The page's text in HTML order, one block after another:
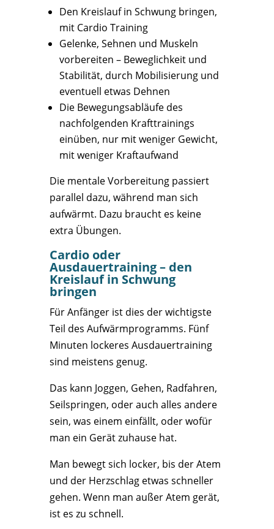
Den Kreislauf in Schwung bringen,
mit Cardio Training
Gelenke, Sehnen und Muskeln
vorbereiten – Beweglichkeit und
Stabilität, durch Mobilisierung und
eventuell etwas Dehnen
Die Bewegungsabläufe des
nachfolgenden Krafttrainings
einüben, nur mit weniger Gewicht,
mit weniger Kraftaufwand
Die mentale Vorbereitung passiert
parallel dazu, während man sich
aufwärmt. Dazu braucht es keine
extra Übungen.
Cardio oder
Ausdauertraining – den
Kreislauf in Schwung
bringen
Für Anfänger ist dies der wichtigste
Teil des Aufwärmprogramms. Fünf
Minuten lockeres Ausdauertraining
sind meistens genug.
Das kann Joggen, Gehen, Radfahren,
Seilspringen, oder auch alles andere
sein, was einem einfällt, oder wofür
man ein Gerät zuhause hat.
Man bewegt sich locker, bis der Atem
und der Herzschlag etwas schneller
gehen. Wenn man außer Atem gerät,
ist es zu schnell.